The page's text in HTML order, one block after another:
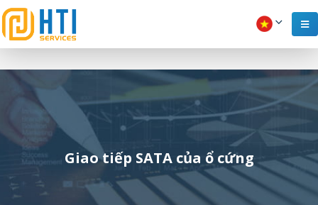
Giao tiếp SATA của ổ cứng